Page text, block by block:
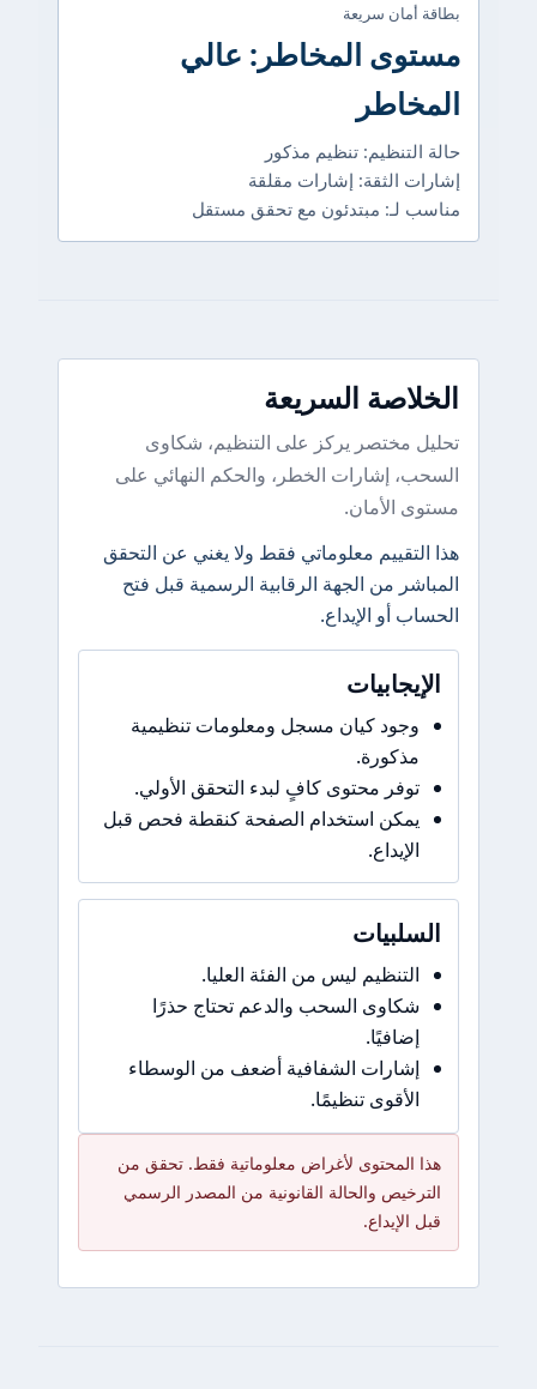
بطاقة أمان سريعة
مستوى المخاطر: عالي
المخاطر
حالة التنظيم: تنظيم مذكور
إشارات الثقة: إشارات مقلقة
مناسب لـ: مبتدئون مع تحقق مستقل
الخلاصة السريعة
تحليل مختصر يركز على التنظيم، شكاوى
السحب، إشارات الخطر، والحكم النهائي على
مستوى الأمان.
هذا التقييم معلوماتي فقط ولا يغني عن التحقق
المباشر من الجهة الرقابية الرسمية قبل فتح
الحساب أو الإيداع.
الإيجابيات
وجود كيان مسجل ومعلومات تنظيمية
مذكورة.
توفر محتوى كافٍ لبدء التحقق الأولي.
يمكن استخدام الصفحة كنقطة فحص قبل
الإيداع.
السلبيات
التنظيم ليس من الفئة العليا.
شكاوى السحب والدعم تحتاج حذرًا
إضافيًا.
إشارات الشفافية أضعف من الوسطاء
الأقوى تنظيمًا.
هذا المحتوى لأغراض معلوماتية فقط. تحقق من
الترخيص والحالة القانونية من المصدر الرسمي
قبل الإيداع.